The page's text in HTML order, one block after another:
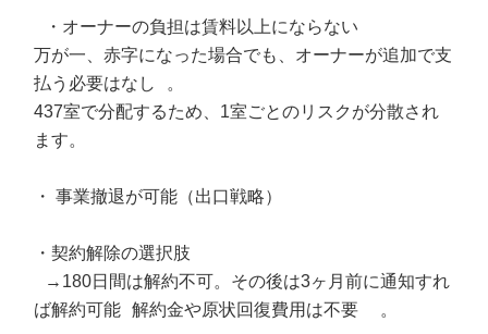
・オーナーの負担は賃料以上にならない
万が一、赤字になった場合でも、オーナーが追加で支
払う必要はなし 。
437室で分配するため、1室ごとのリスクが分散され
ます。
・ 事業撤退が可能（出口戦略）
・契約解除の選択肢
→180日間は解約不可。その後は3ヶ月前に通知すれ
ば解約可能 解約金や原状回復費用は不要 。